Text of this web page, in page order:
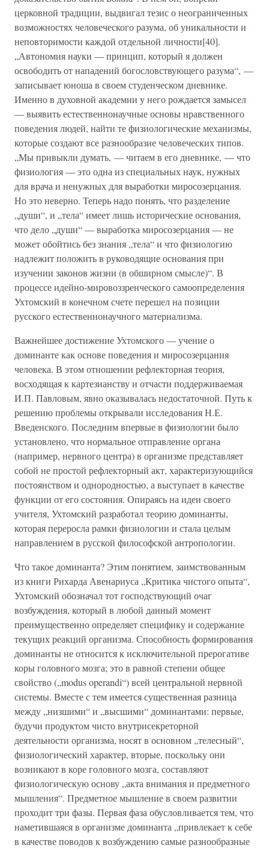
церковной традиции, выдвигал тезис о неограниченных
возможностях человеческого разума, об уникальности и
неповторимости каждой отдельной личности[40].
„Автономия науки — принцип, который я должен
освободить от нападений богословствующего разума“, —
записывает юноша в своем студенческом дневнике.
Именно в духовной академии у него рождается замысел
— выявить естественнонаучные основы нравственного
поведения людей, найти те физиологические механизмы,
которые создают все разнообразие человеческих типов.
„Мы привыкли думать, — читаем в его дневнике, — что
физиология — это одна из специальных наук, нужных
для врача и ненужных для выработки миросозерцания.
Но это неверно. Теперь надо понять, что разделение
„души“, и „тела“ имеет лишь исторические основания,
что дело „души“ — выработка миросозерцания — не
может обойтись без знания „тела“ и что физиологию
надлежит положить в руководящие основания при
изучении законов жизни (в обширном смысле)“. В
процессе идейно-мировоззренческого самоопределения
Ухтомский в конечном счете перешел на позиции
русского естественнонаучного материализма.
Важнейшее достижение Ухтомского — учение о
доминанте как основе поведения и миросозерцания
человека. В этом отношении рефлекторная теория,
восходящая к картезианству и отчасти поддерживаемая
И.П. Павловым, явно оказывалась недостаточной. Путь к
решению проблемы открывали исследования Н.Е.
Введенского. Последним впервые в физиологии было
установлено, что нормальное отправление органа
(например, нервного центра) в организме представляет
собой не простой рефлекторный акт, характеризующийся
постоянством и однородностью, а выступает в качестве
функции от его состояния. Опираясь на идеи своего
учителя, Ухтомский разработал теорию доминанты,
которая переросла рамки физиологии и стала целым
направлением в русской философской антропологии.
Что такое доминанта? Этим понятием, заимствованным
из книги Рихарда Авенариуса „Критика чистого опыта“,
Ухтомский обозначал тот господствующий очаг
возбуждения, который в любой данный момент
преимущественно определяет специфику и содержание
текущих реакций организма. Способность формирования
доминанты не относится к исключительной прерогативе
коры головного мозга; это в равной степени общее
свойство („modus operandi“) всей центральной нервной
системы. Вместе с тем имеется существенная разница
между „низшими“ и „высшими“ доминантами: первые,
будучи продуктом чисто внутрисекреторной
деятельности организма, носят в основном „телесный“,
физиологический характер, вторые, поскольку они
возникают в коре головного мозга, составляют
физиологическую основу „акта внимания и предметного
мышления“. Предметное мышление в своем развитии
проходит три фазы. Первая фаза обусловливается тем, что
наметившаяся в организме доминанта „привлекает к себе
в качестве поводов к возбуждению самые разнообразные